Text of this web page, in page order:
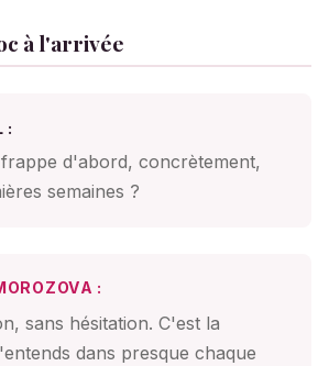
à l'arrivée
:
d'abord, concrètement,
semaines ?
:
sans hésitation. C'est la
dans presque chaque